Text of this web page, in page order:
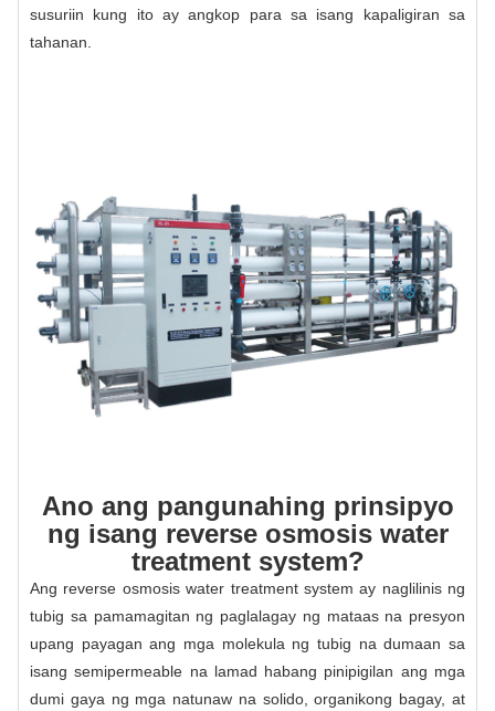
susuriin kung ito ay angkop para sa isang kapaligiran sa
tahanan.
Ano ang pangunahing prinsipyo
ng isang reverse osmosis water
treatment system?
Ang reverse osmosis water treatment system ay naglilinis ng
tubig sa pamamagitan ng paglalagay ng mataas na presyon
upang payagan ang mga molekula ng tubig na dumaan sa
isang semipermeable na lamad habang pinipigilan ang mga
dumi gaya ng mga natunaw na solido, organikong bagay, at